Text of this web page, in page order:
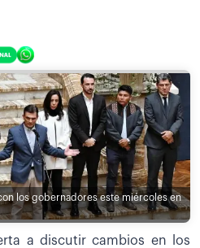
los gobernadores este miércoles en
a discutir cambios en los